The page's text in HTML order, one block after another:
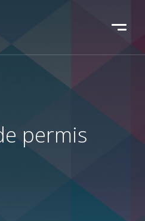
permis